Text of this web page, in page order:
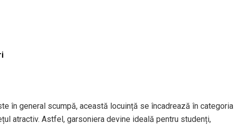
în general scumpă, această locuință se încadrează în categoria
atractiv. Astfel, garsoniera devine ideală pentru studenți,